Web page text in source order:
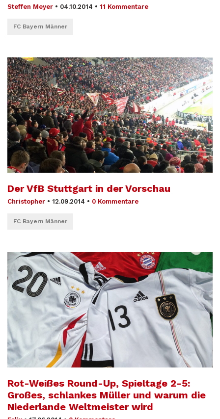
Steffen Meyer • 04.10.2014 • 11 Kommentare
FC Bayern Männer
Der VfB Stuttgart in der Vorschau
Christopher • 12.09.2014 • 0 Kommentare
FC Bayern Männer
Rot-Weißes Round-Up, Spieltage 2-5:
Großes, schlankes Müller und warum die
Niederlande Weltmeister wird